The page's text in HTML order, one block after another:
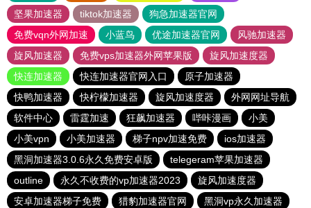
坚果加速器
tiktok加速器
狗急加速器官网
免费vqn外网加速
小蓝鸟 优途加速器官网
风驰加速器
旋风加速器
免费vps加速器外网苹果版
旋风加速度器
快连加速器
快连加速器官网入口
原子加速器
快鸭加速器
快柠檬加速器 旋风加速度器
外网网址导航
软件中心
雷霆加速 狂飙加速器 哔咔漫画
小美
小美vpn
小美加速器 梯子npv加速免费
ios加速器
黑洞加速器3.0.6永久免费安卓版
telegeram苹果加速器
outline
永久不收费的vp加速器2023
旋风加速度器
安卓加速器梯子免费
猎豹加速器官网
黑洞vp永久加速器